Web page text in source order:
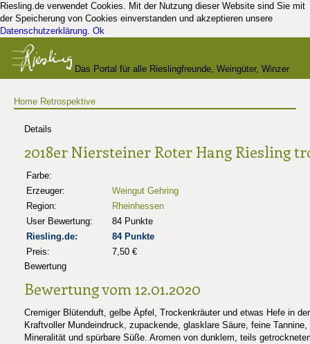
Riesling.de verwendet Cookies. Mit der Nutzung dieser Website sind Sie mit
der Speicherung von Cookies einverstanden und akzeptieren unsere
Datenschutzerklärung. Ok
Das Portal für alle Rieslingfreunde, Weingüter, Winzer
und Kenner
Home Retrospektive
Details
2018er Niersteiner Roter Hang Riesling
Farbe:
Erzeuger:
Weingut Gehring
Region:
Rheinhessen
User Bewertung:
84 Punkte
Riesling.de:
84 Punkte
Preis:
7,50 €
Bewertung
Bewertung vom 12.01.2020
Cremiger Blütenduft, gelbe Äpfel, Trockenkräuter und etwas Hefe in
Kraftvoller Mundeindruck, zupackende, glasklare Säure, feine Tannine,
Mineralität und spürbare Süße. Aromen von dunklem, teils